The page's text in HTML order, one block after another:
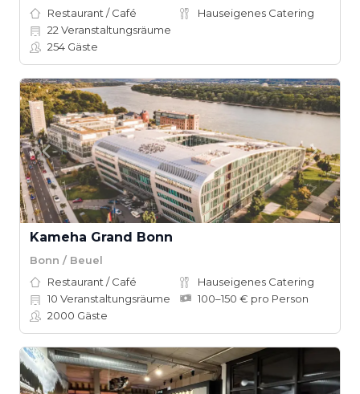
Restaurant / Café
Hauseigenes Catering
22 Veranstaltungsräume
254 Gäste
Kameha Grand Bonn
Bonn / Beuel
Restaurant / Café
Hauseigenes Catering
10 Veranstaltungsräume
100–150 € pro Person
2000 Gäste